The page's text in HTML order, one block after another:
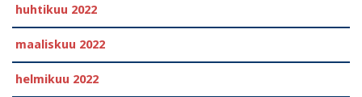
huhtikuu 2022
maaliskuu 2022
helmikuu 2022